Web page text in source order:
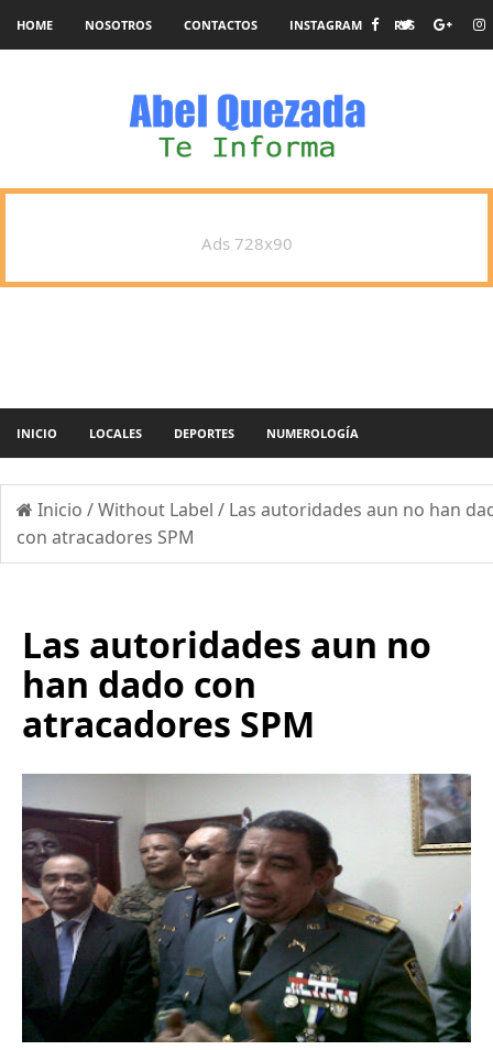
HOME NOSOTROS CONTACTOS INSTAGRAM RSS
Ads 728x90
INICIO LOCALES DEPORTES NUMEROLOGÍA
Inicio /Without Label / Las autoridades aun no han
con atracadores SPM
Las autoridades aun no
han dado con
atracadores SPM